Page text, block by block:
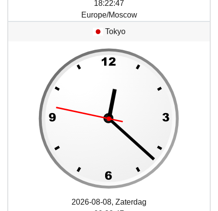
18:22:47
Europe/Moscow
Tokyo
2026-08-08, Zaterdag